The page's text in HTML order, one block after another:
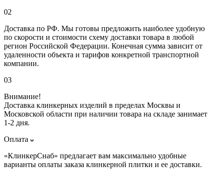
02
Доставка по РФ. Мы готовы предложить наиболее удобную
по скорости и стоимости схему доставки товара в любой
регион Российской Федерации. Конечная сумма зависит от
удаленности объекта и тарифов конкретной транспортной
компании.
03
Внимание!
Доставка клинкерных изделий в пределах Москвы и
Московской области при наличии товара на складе занимает
1-2 дня.
Оплата
«КлинкерСнаб» предлагает вам максимально удобные
варианты оплаты заказа клинкерной плитки и ее доставки.